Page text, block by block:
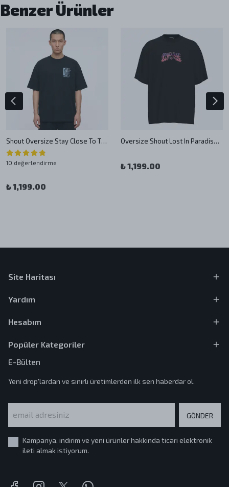
Benzer Ürünler
Shout Oversize Stay Close To The Future Unisex T-Shirt
10 değerlendirme
₺ 1,199.00
Oversize Shout Lost In Paradise Unisex T-Shirt
₺ 1,199.00
Site Haritası
Yardım
Hesabım
Popüler Kategoriler
E-Bülten
Yeni drop'lardan ve sınırlı üretimlerden ilk sen haberdar ol.
GÖNDER
Kampanya, indirim ve yeni ürünler hakkında ticari elektronik
ileti almak istiyorum.